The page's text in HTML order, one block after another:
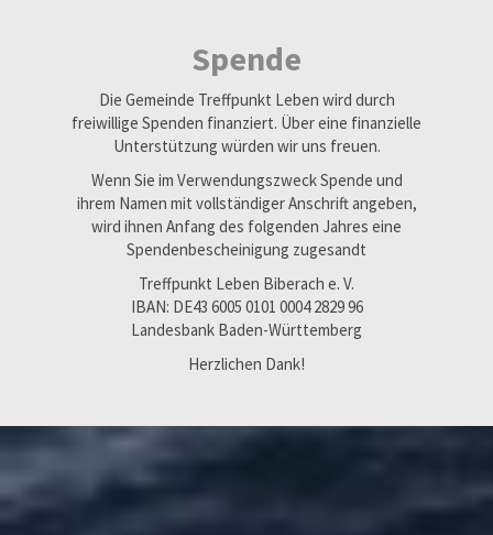
Spende
Die Gemeinde Treffpunkt Leben wird durch
freiwillige Spenden finanziert. Über eine finanzielle
Unterstützung würden wir uns freuen.
Wenn Sie im Verwendungszweck Spende und
ihrem Namen mit vollständiger Anschrift angeben,
wird ihnen Anfang des folgenden Jahres eine
Spendenbescheinigung zugesandt
Treffpunkt Leben Biberach e. V.
IBAN: DE43 6005 0101 0004 2829 96
Landesbank Baden-Württemberg
Herzlichen Dank!